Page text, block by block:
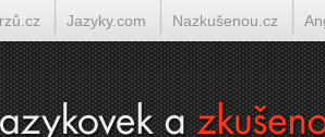
Jazyky.com Nazkušenou.cz
Tlumočí.cz